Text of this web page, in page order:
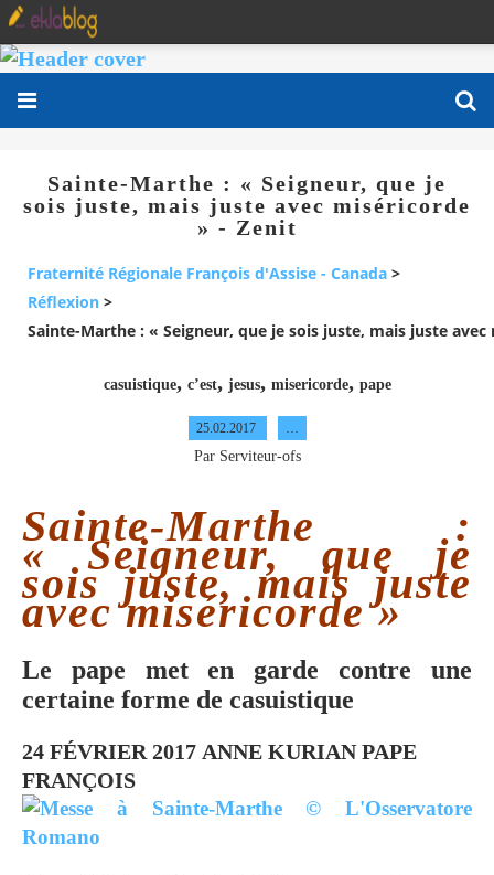
Sainte-Marthe : « Seigneur, que je
sois juste, mais juste avec miséricorde
» - Zenit
Fraternité Régionale François d'Assise - Canada >
Réflexion >
Sainte-Marthe : « Seigneur, que je sois juste, mais juste
casuistique, c’est, jesus, misericorde, pape
25.02.2017
Par Serviteur-ofs
Sainte-Marthe :
« Seigneur, que je
sois juste, mais juste
avec miséricorde »
Le pape met en garde contre une
certaine forme de casuistique
24 FÉVRIER 2017 ANNE KURIANPAPE
FRANÇOIS